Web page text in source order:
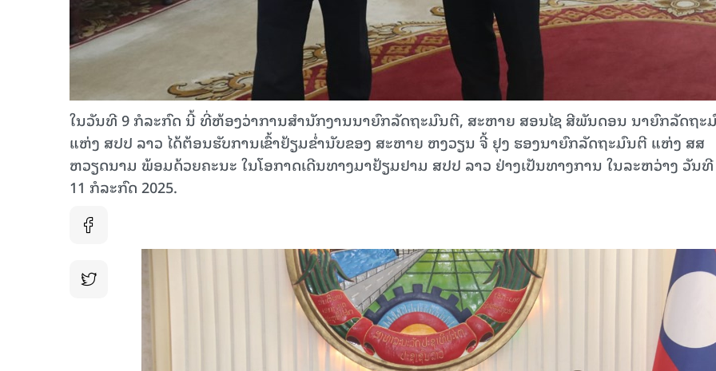
ໃນວັນທີ 9 ກໍລະກົດ ນີ້ ທີ່ຫ້ອງວ່າການສໍານັກງານນາຍົກລັດຖະມົນຕີ, ສະຫາຍ ສອນໄຊ ສີພັນດອນ ນາຍົກລັດຖະ
ແຫ່ງ ສປປ ລາວ ໄດ້ຕ້ອນຮັບການເຂົ້າຢ້ຽມຂໍ່ານັບຂອງ ສະຫາຍ ຫງວຽນ ຈີ້ ຢຸງ ຮອງນາຍົກລັດຖະມົນຕີ ແຫ່ງ ສສ
ຫວຽດນາມ ພ້ອມດ້ວຍຄະນະ ໃນໂອກາດເດີນທາງມາຢ້ຽມຢາມ ສປປ ລາວ ຢ່າງເປັນທາງການ ໃນລະຫວ່າງ ວັນທີ
11 ກໍລະກົດ 2025.